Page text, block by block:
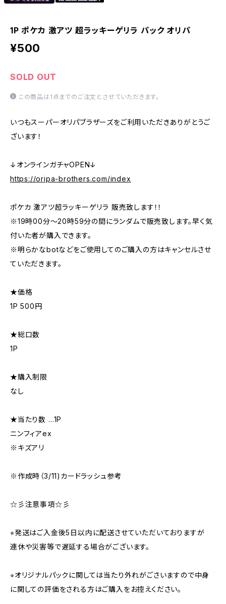
1P ポケカ 激アツ 超ラッキーゲリラ パック オリパ
¥500
SOLD OUT
この商品は1点までのご注文とさせていただきます。
いつもスーパーオリパブラザーズをご利用いただきありがとうご
ざいます！
↓オンラインガチャOPEN↓
https://oripa-brothers.com/index
ポケカ 激アツ超ラッキーゲリラ 販売致します！！
※19時00分〜20時59分の間にランダムで販売致します。早く気
付いた者が購入できます。
※明らかなbotなどをご使用してのご購入の方はキャンセルさせ
ていただきます。
★価格
1P 500円
★総口数
1P
★購入制限
なし
★当たり数 …1P
ニンフィアex
※キズアリ
※作成時（3/11)カードラッシュ参考
☆彡注意事項☆彡
⭐︎発送はご入金後5日以内に配送させていただいておりますが
連休や災害等で遅延する場合がございます。
⭐︎オリジナルパックに関しては当たり外れがごさいますので中身
に関しての評価をされる方はご購入をお控えください。